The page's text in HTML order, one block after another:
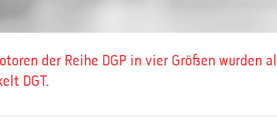
der Reihe DGP in vier Größen wurden
DGT.